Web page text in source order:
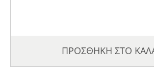
ΠΡΟΣΘΗΚΗ ΣΤΟ